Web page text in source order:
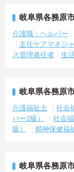
岐阜県各務原
介護職・ヘルパー
主任ケアマネジ
ス管理責任者
生
岐阜県各務原
介護福祉士 社会
パー2級）
社会
級）
精神保健福
岐阜県各務原